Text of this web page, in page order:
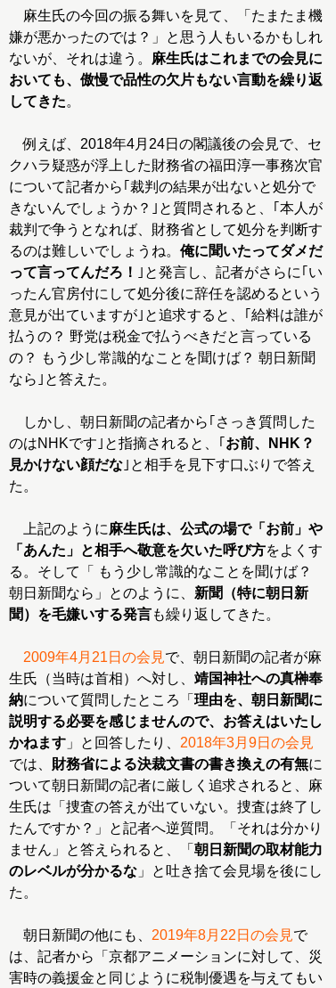
麻生氏の今回の振る舞いを見て、「たまたま機
嫌が悪かったのでは？」と思う人もいるかもしれ
ないが、それは違う。 麻生氏はこれまでの会見に
おいても、傲慢で品性の欠片もない言動を繰り返
してきた。
例えば、2018年4月24日の閣議後の会見で、セ
クハラ疑惑が浮上した財務省の福田淳一事務次官
について記者から｢裁判の結果が出ないと処分で
きないんでしょうか？｣と質問されると、｢本人が
裁判で争うとなれば、財務省として処分を判断す
るのは難しいでしょうね。 俺に聞いたってダメだ
って言ってんだろ！ ｣と発言し、記者がさらに｢い
ったん官房付にして処分後に辞任を認めるという
意見が出ていますが｣と追求すると、｢給料は誰が
払うの？ 野党は税金で払うべきだと言っている
の？ もう少し常識的なことを聞けば？ 朝日新聞
なら｣と答えた。
しかし、朝日新聞の記者から｢さっき質問した
のはNHKです｣と指摘されると、｢ お前、NHK？
見かけない顔だな ｣と相手を見下す口ぶりで答え
た。
上記のように麻生氏は、公式の場で「お前」や
「あんた」と相手へ敬意を欠いた呼び方をよくす
る。そして「 もう少し常識的なことを聞けば？
朝日新聞なら」とのように、 新聞（特に朝日新
聞）を毛嫌いする発言も繰り返してきた。
2009年4月21日の会見で、朝日新聞の記者が麻
生氏（当時は首相）へ対し、 靖国神社への真榊奉
納について質問したところ「 理由を、朝日新聞に
説明する必要を感じませんので、お答えはいたし
かねます 」と回答したり、 2018年3月9日の会見
では、 財務省による決裁文書の書き換えの有無に
ついて朝日新聞の記者に厳しく追求されると、麻
生氏は「捜査の答えが出ていない。捜査は終了し
たんですか？」と記者へ逆質問。「それは分かり
ません」と答えられると、「 朝日新聞の取材能力
のレベルが分かるな 」と吐き捨て会見場を後にし
た。
朝日新聞の他にも、 2019年8月22日の会見で
は、記者から「京都アニメーションに対して、災
害時の義援金と同じように税制優遇を与えてもい